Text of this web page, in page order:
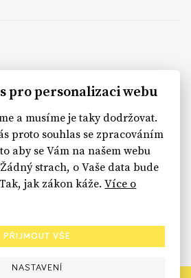
pro personalizaci webu
a musíme je taky dodržovat.
proto souhlas se zpracováním
aby se Vám na našem webu
strach, o Vaše data bude
jak zákon káže.Více o
PŘIJMOUT VŠE
NASTAVENÍ